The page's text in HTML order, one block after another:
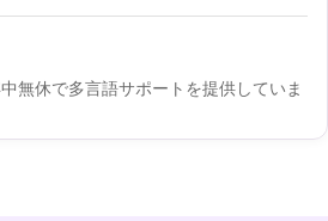
無休で多言語サポートを提供していま